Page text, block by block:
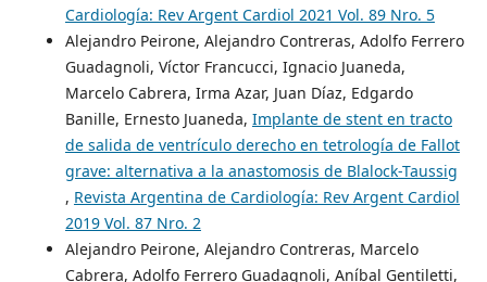
Cardiología: Rev Argent Cardiol 2021 Vol. 89 Nro. 5
Alejandro Peirone, Alejandro Contreras, Adolfo Ferrero
Guadagnoli, Víctor Francucci, Ignacio Juaneda,
Marcelo Cabrera, Irma Azar, Juan Díaz, Edgardo
Banille, Ernesto Juaneda, Implante de stent en tracto
de salida de ventrículo derecho en tetrología de Fallot
grave: alternativa a la anastomosis de Blalock-Taussig
, Revista Argentina de Cardiología: Rev Argent Cardiol
2019 Vol. 87 Nro. 2
Alejandro Peirone, Alejandro Contreras, Marcelo
Cabrera, Adolfo Ferrero Guadagnoli, Aníbal Gentiletti,